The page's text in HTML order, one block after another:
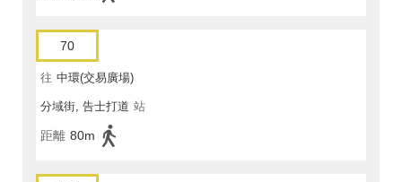
70
往 中環(交易廣場)
分域街, 告士打道 站
距離 80m